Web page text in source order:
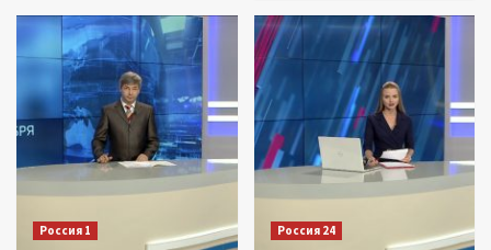
Россия 1 Россия 24